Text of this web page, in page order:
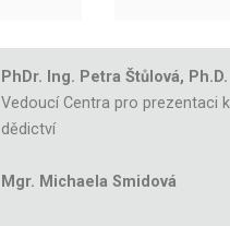
PhDr. Ing. Petra Štůlová, Ph.D.
Vedoucí Centra pro prezentaci
dědictví
Mgr. Michaela Smidová